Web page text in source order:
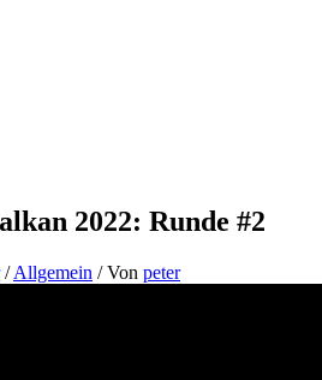
2022: Runde #2
/Allgemein / Von peter